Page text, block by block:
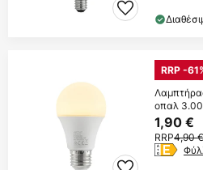
RRP -
οπαλ
1,90 €
RRP4,90 €